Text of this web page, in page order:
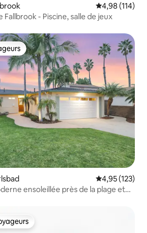
Évaluation
4,98 (114)
Fallbrook - Piscine, salle de jeux
Évaluation
4,95 (123)
ensoleillée près de la plage et
les plus appréciés